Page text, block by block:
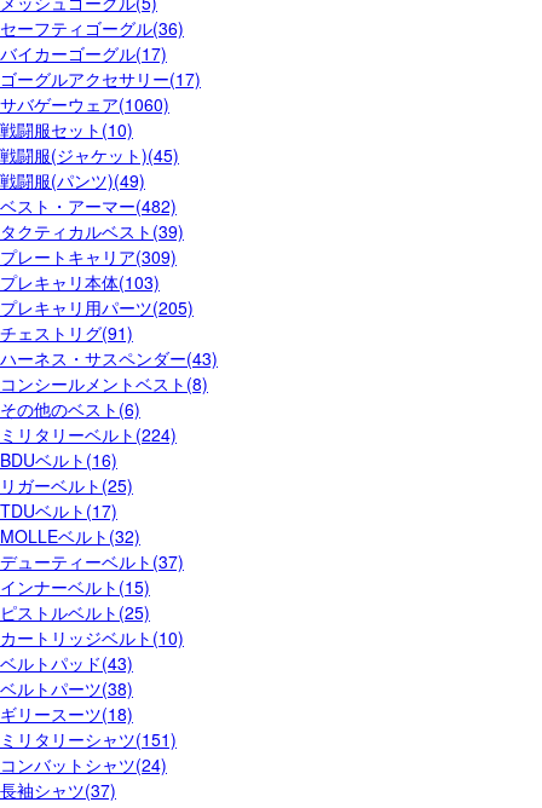
セーフティゴーグル(36)
バイカーゴーグル(17)
ゴーグルアクセサリー(17)
サバゲーウェア(1060)
戦闘服セット(10)
戦闘服(ジャケット)(45)
戦闘服(パンツ)(49)
ベスト・アーマー(482)
タクティカルベスト(39)
プレートキャリア(309)
プレキャリ本体(103)
プレキャリ用パーツ(205)
チェストリグ(91)
ハーネス・サスペンダー(43)
コンシールメントベスト(8)
その他のベスト(6)
ミリタリーベルト(224)
BDUベルト(16)
リガーベルト(25)
TDUベルト(17)
MOLLEベルト(32)
デューティーベルト(37)
インナーベルト(15)
ピストルベルト(25)
カートリッジベルト(10)
ベルトパッド(43)
ベルトパーツ(38)
ギリースーツ(18)
ミリタリーシャツ(151)
コンバットシャツ(24)
長袖シャツ(37)